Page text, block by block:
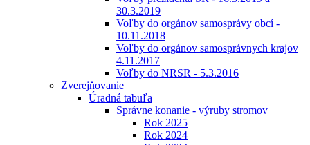
30.3.2019
Voľby do orgánov samosprávy obcí -
10.11.2018
Voľby do orgánov samosprávnych krajov
4.11.2017
Voľby do NRSR - 5.3.2016
Zverejňovanie
Úradná tabuľa
Správne konanie - výruby stromov
Rok 2025
Rok 2024